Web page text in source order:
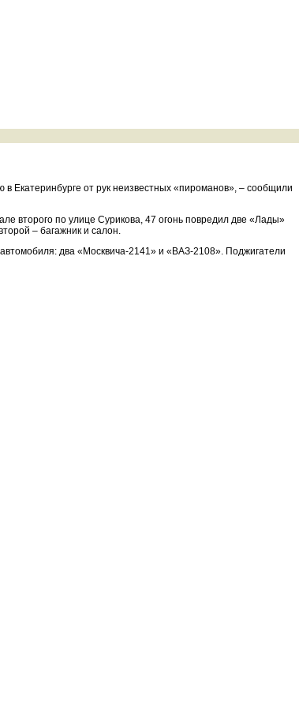
Екатеринбурге от рук неизвестных «пироманов», – сообщили
второго по улице Сурикова, 47 огонь повредил две «Лады»
– багажник и салон.
два «Москвича-2141» и «ВАЗ-2108». Поджигатели